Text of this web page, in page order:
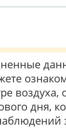
воздуха,
дня,